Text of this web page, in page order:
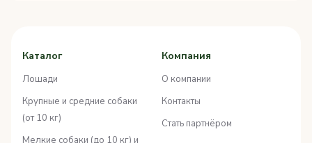
Каталог
Лошади
Крупные и средние собаки
(от 10 кг)
Компания
О компании
Контакты
Стать партнёром